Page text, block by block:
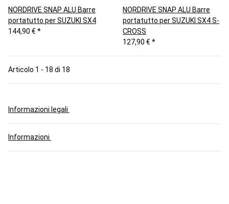
NORDRIVE SNAP ALU Barre
portatutto per SUZUKI SX4
144,90 € *
NORDRIVE SNAP ALU Barre
portatutto per SUZUKI SX4 S-
CROSS
127,90 € *
Articolo 1 - 18 di 18
Informazioni legali
Informazioni